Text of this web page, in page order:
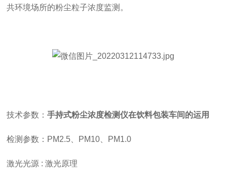
共环境场所的粉尘粒子浓度监测。
技术参数：手持式粉尘浓度检测仪在饮料包装车间的运用
检测参数： PM2.5 PM10 PM1.0
激光光源 :激光原理